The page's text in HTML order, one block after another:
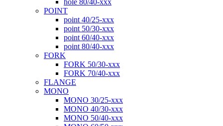
hole 80/40-xxx
POINT
point 40/25-xxx
point 50/30-xxx
point 60/40-xxx
point 80/40-xxx
FORK
FORK 50/30-xxx
FORK 70/40-xxx
FLANGE
MONO
MONO 30/25-xxx
MONO 40/30-xxx
MONO 50/40-xxx